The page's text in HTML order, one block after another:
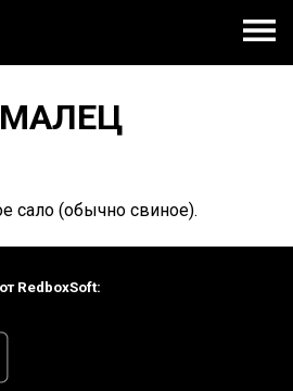
сало (обычно свиное).
RedboxSoft: